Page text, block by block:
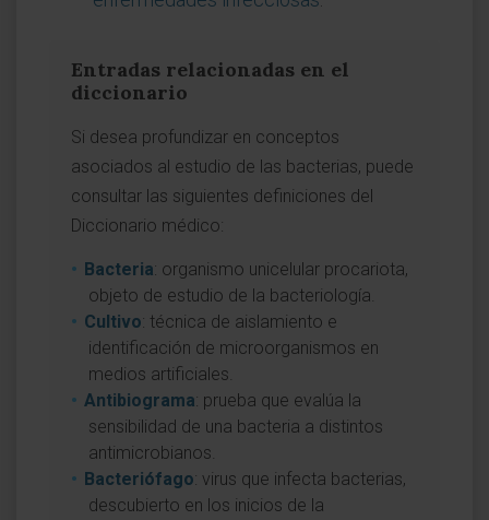
Entradas relacionadas en el
diccionario
Si desea profundizar en conceptos
asociados al estudio de las bacterias, puede
consultar las siguientes definiciones del
Diccionario médico:
Bacteria: organismo unicelular procariota,
objeto de estudio de la bacteriología.
Cultivo: técnica de aislamiento e
identificación de microorganismos en
medios artificiales.
Antibiograma: prueba que evalúa la
sensibilidad de una bacteria a distintos
antimicrobianos.
Bacteriófago: virus que infecta bacterias,
descubierto en los inicios de la